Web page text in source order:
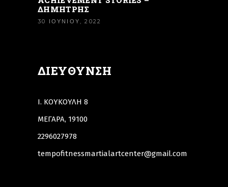
ΔΗΜΉΤΡΗΣ
30 ΙΟΥΝΊΟΥ, 2022
ΔΙΕΎΘΥΝΣΗ
Ι. ΚΟΥΚΟΥΛΗ 8
ΜΕΓΑΡΑ, 19100
2296027978
tempofitnessmartialartcenter@gmail.com